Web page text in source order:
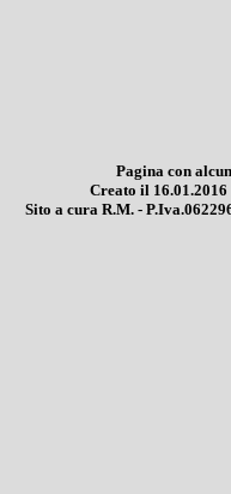
Pagina con
Creato il
Sito a cura R.M. -